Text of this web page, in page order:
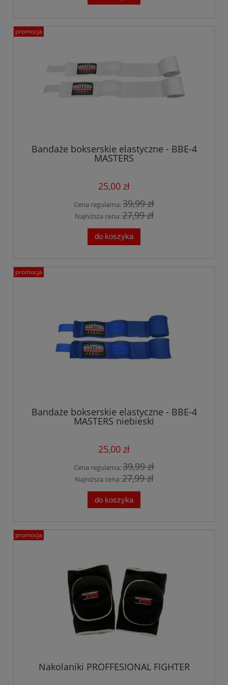
Bandaże bokserskie elastyczne - BBE-4
MASTERS
25,00 zł
Cena regularna:39,99 zł
Najniższa cena:27,99 zł
do koszyka
promocja
Bandaże bokserskie elastyczne - BBE-4
MASTERS niebieski
25,00 zł
Cena regularna:39,99 zł
Najniższa cena:27,99 zł
do koszyka
promocja
Nakolaniki PROFFESIONAL FIGHTER
promocja